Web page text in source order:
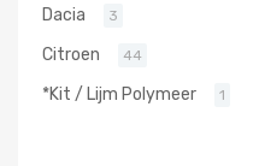
Dacia 3
Citroen 44
*Kit / Lijm Polymeer 1